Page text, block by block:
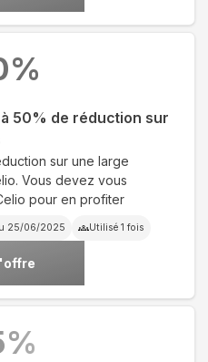
50% de réduction sur
sur une large
Vous devez vous
pour en profiter
25/06/2025 Utilisé 1 fois
%
%